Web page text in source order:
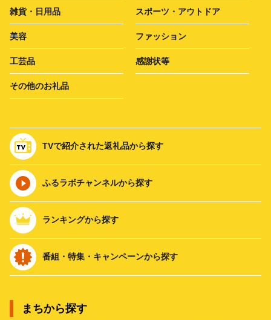
雑貨・日用品 スポーツ・アウトドア
美容 ファッション
工芸品 感謝状等
その他のお礼品
TVで紹介された返礼品から探す
ふるラボチャンネルから探す
ランキングから探す
番組・特集・キャンペーンから探す
まちから探す